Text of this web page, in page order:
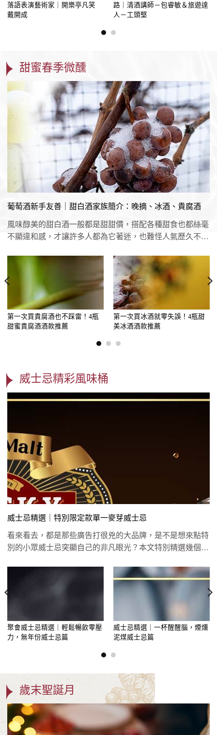
落語表演藝術家｜開樂亭凡笑
戴開成
路｜清酒講師－包睿敏＆旅遊達
人－工頭堅
甜蜜春季微醺
葡萄酒新手友善｜甜白酒家族簡介：晚摘、冰酒、貴腐酒
風味醇美的甜白酒一般都是甜甜價，搭配各種甜食也都絲毫
不顯違和感，才讓許多人都為它著迷，也難怪人氣歷久不
第一次買貴腐酒也不踩雷！4瓶
甜蜜貴腐酒酒款推薦
第一次買冰酒就零失誤！4瓶甜
美冰酒酒款推薦
威士忌精彩風味桶
威士忌精選｜特別限定款單一麥芽威士忌
看來看去，都是那些廣告打很兇的大品牌，是不是想來點特
別的小眾威士忌突顯自己的非凡眼光？本文特別精選幾個
聚會威士忌精選｜輕鬆暢飲零壓
力，無年份威士忌篇
威士忌精選｜一杯醒醒腦，煙燻
泥煤威士忌篇
歲末聖誕月